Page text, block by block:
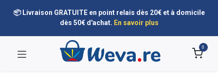
📦 Livraison GRATUITE en point relais dès 20€ et à domicile
dès 50€ d'achat. En savoir plus
0